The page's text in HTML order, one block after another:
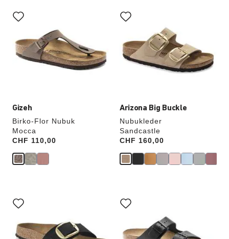
Gizeh
Birko-Flor Nubuk
Mocca
Price:
CHF 110,00
Anklicken
der
werden
die
Produktbilder
Arizona Big Buckle
Nubukleder
Sandcastle
Price:
CHF 160,00
Anklicken
der
werden
die
Produktbilder
aktualisiert.
Anklicken
der
werden
Anklicken
der
werden